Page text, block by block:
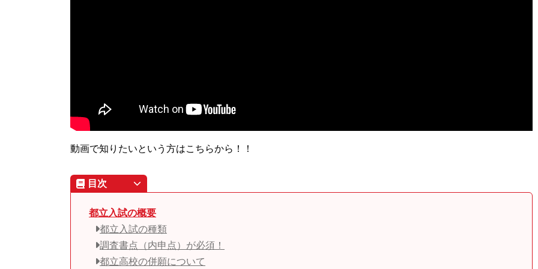
動画で知りたいという方はこちらから！！
目次
都立入試の概要
都立入試の種類
調査書点（内申点）が必須！
都立高校の併願について